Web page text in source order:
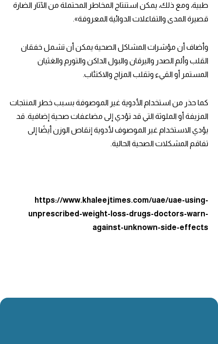
طبية، ومع ذلك، يمكن استنتاج المخاطر المحتملة من الآثار الضارة
قصيرة المدى والتفاعلات الدوائية المعروفة».
وأضاف أن مؤشرات المشاكل الصحية يمكن أن تشمل خفقان
القلب وألم الصدر واليرقان والبول الداكن والتورم والغثيان
المستمر أو القيء وتقلب المزاج والاكتئاب.
كما حذر من استخدام الأدوية غير الموصوفة بسبب خطر المنتجات
المزيفة أو الملوثة التي قد تؤدي إلى مضاعفات صحية إضافية. قد
يؤدي الاستخدام غير الموصوف لأدوية إنقاص الوزن أيضًا إلى
تفاقم المشكلات الصحية الحالية.
https://www.khaleejtimes.com/uae/uae-using-
unprescribed-weight-loss-drugs-doctors-warn-
against-unknown-side-effects